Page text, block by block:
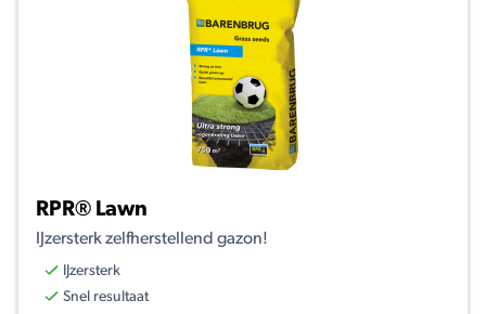
RPR® Lawn
IJzersterk zelfherstellend gazon!
IJzersterk
Snel resultaat